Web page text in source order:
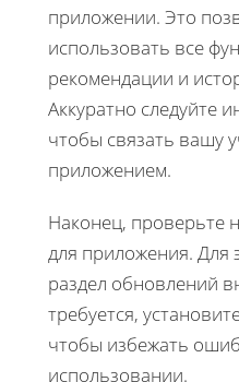
приложении. Это
использовать все
рекомендации и
Аккуратно следуйте
чтобы связать вашу
приложением.
Наконец, проверьте
для приложения. Для
раздел обновлений
требуется,
чтобы избежать
использовании.